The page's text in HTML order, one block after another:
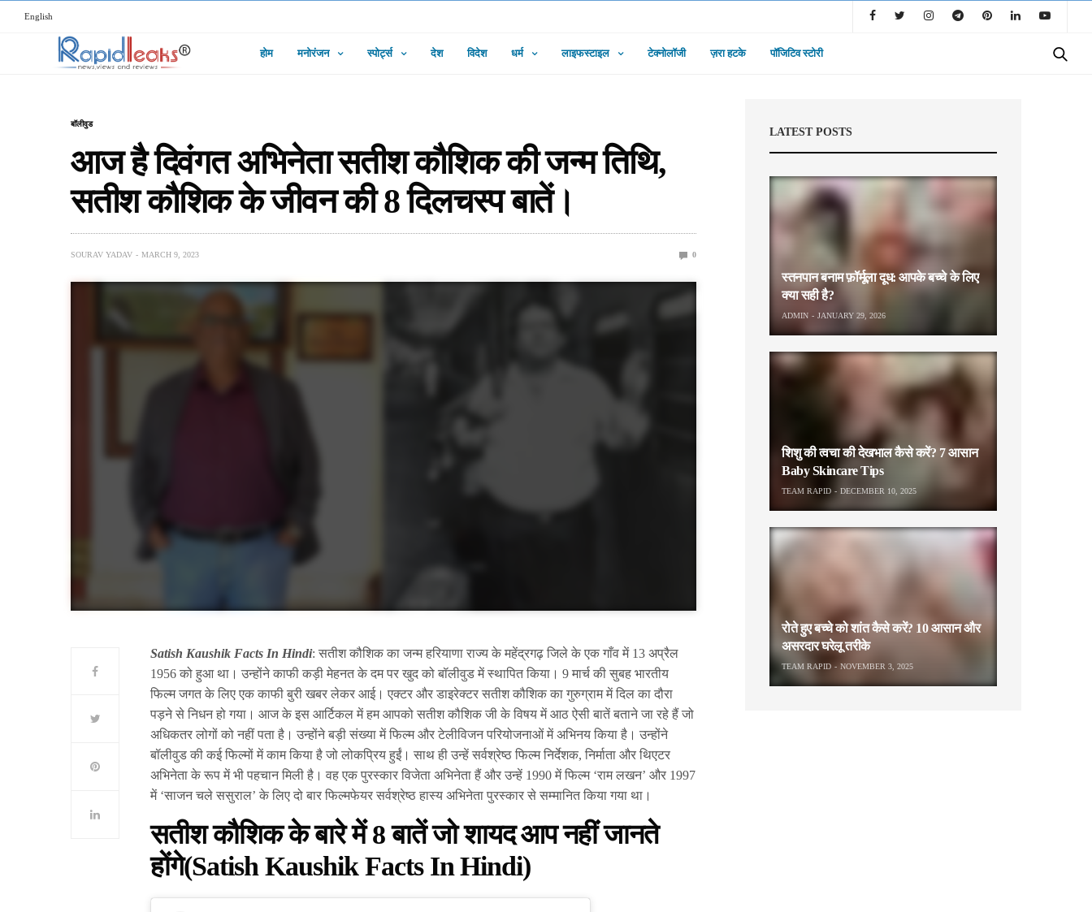
English
होम मनोरंजन स्पोर्ट्स देश विदेश धर्म लाइफस्टाइल टेक्नोलॉजी ज़रा हटके पॉजिटिव स्टोरी
बॉलीवुड
आज है दिवंगत अभिनेता सतीश कौशिक की जन्म तिथि,
सतीश कौशिक के जीवन की 8 दिलचस्प बातें।
SOURAV YADAV MARCH 9, 2023 0
Satish Kaushik Facts In Hindi: सतीश कौशिक का जन्म हरियाणा राज्य के महेंद्रगढ़ जिले के एक गाँव में 13 अप्रैल
1956 को हुआ था। उन्होंने काफी कड़ी मेहनत के दम पर खुद को बॉलीवुड में स्थापित किया। 9 मार्च की सुबह भारतीय
फिल्म जगत के लिए एक काफी बुरी खबर लेकर आई। एक्टर और डाइरेक्टर सतीश कौशिक का गुरुग्राम में दिल का दौरा
पड़ने से निधन हो गया। आज के इस आर्टिकल में हम आपको सतीश कौशिक जी के विषय में आठ ऐसी बातें बताने जा रहे हैं जो
अधिकतर लोगों को नहीं पता है। उन्होंने बड़ी संख्या में फिल्म और टेलीविजन परियोजनाओं में अभिनय किया है। उन्होंने
बॉलीवुड की कई फिल्मों में काम किया है जो लोकप्रिय हुईं। साथ ही उन्हें सर्वश्रेष्ठ फिल्म निर्देशक, निर्माता और थिएटर
अभिनेता के रूप में भी पहचान मिली है। वह एक पुरस्कार विजेता अभिनेता हैं और उन्हें 1990 में फिल्म ‘राम लखन’ और 1997
में ‘साजन चले ससुराल’ के लिए दो बार फिल्मफेयर सर्वश्रेष्ठ हास्य अभिनेता पुरस्कार से सम्मानित किया गया था।
सतीश कौशिक के बारे में 8 बातें जो शायद आप नहीं जानते
होंगे(Satish Kaushik Facts In Hindi)
LATEST POSTS
स्तनपान बनाम फ़ॉर्मूला दूध: आपके बच्चे के लिए
क्या सही है?
ADMIN JANUARY 29, 2026
शिशु की त्वचा की देखभाल कैसे करें? 7 आसान
Baby Skincare Tips
TEAM RAPID DECEMBER 10, 2025
रोते हुए बच्चे को शांत कैसे करें? 10 आसान और
असरदार घरेलू तरीके
TEAM RAPID NOVEMBER 3, 2025